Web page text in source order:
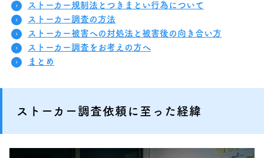
ストーカー規制法とつきまとい行為について
ストーカー調査の方法
ストーカー被害への対処法と被害後の向き合い方
ストーカー調査をお考えの方へ
まとめ
ストーカー調査依頼に至った経緯